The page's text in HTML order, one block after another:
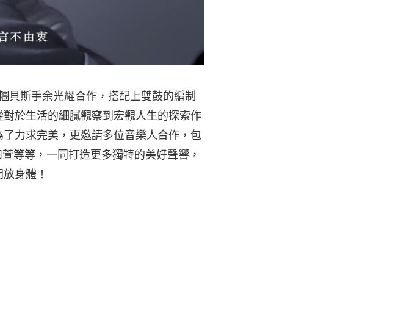
貝斯手余光耀合作，搭配上雙鼓的編制
於生活的細膩觀察到宏觀人生的探索作
力求完美，更邀請多位音樂人合作，包
等等，一同打造更多獨特的美好聲響，
身體！